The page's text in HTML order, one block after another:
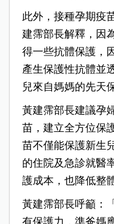
此外，接種孕期疫
建霈部長解釋，因
得一些抗體保護，
產生保護性抗體並
兒來自媽媽的先天
黃建霈部長建議孕
苗，建立全方位保
苗不僅能保護新生
的住院及急診就醫
護成本，也降低整
黃建霈部長呼籲：